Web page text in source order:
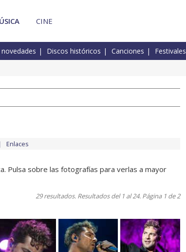
CINE
Discos históricos Canciones Festivales
Enlaces
Pulsa sobre las fotografías para verlas a mayor
29 resultados. Resultados del 1 al 24. Página 1 de 2